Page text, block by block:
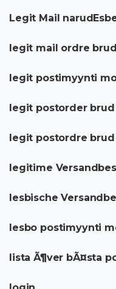
Legit Mail
legit mail ordre brud
legit postimyynti
legit postorder
legit postordre
legitime
lesbische
lesbo postimyynti
lista Ã¶ver bÃ¤sta